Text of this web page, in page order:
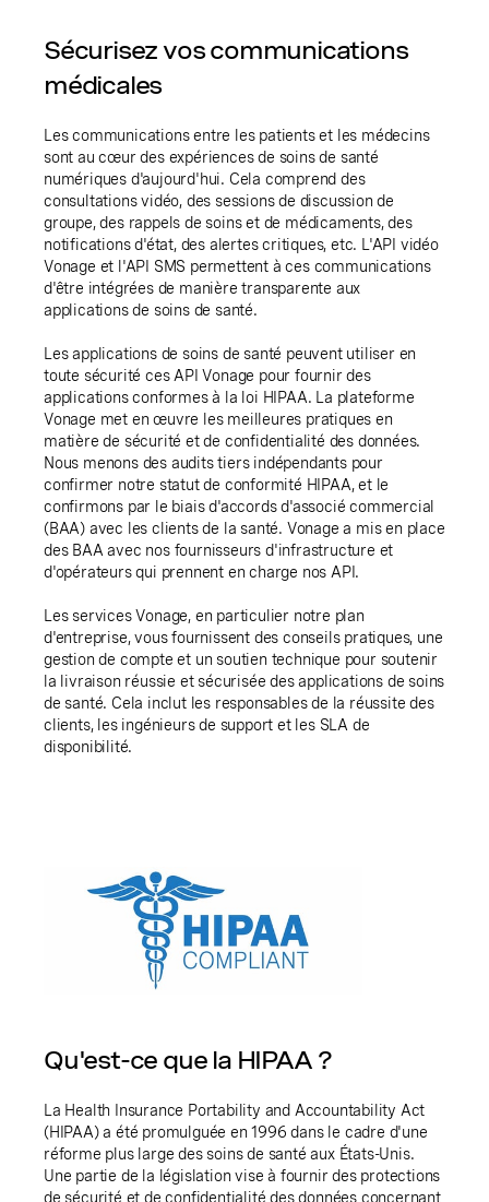
Sécurisez vos communications
médicales
Les communications entre les patients et les médecins
sont au cœur des expériences de soins de santé
numériques d'aujourd'hui. Cela comprend des
consultations vidéo, des sessions de discussion de
groupe, des rappels de soins et de médicaments, des
notifications d'état, des alertes critiques, etc. L'API vidéo
Vonage et l'API SMS permettent à ces communications
d'être intégrées de manière transparente aux
applications de soins de santé.
Les applications de soins de santé peuvent utiliser en
toute sécurité ces API Vonage pour fournir des
applications conformes à la loi HIPAA. La plateforme
Vonage met en œuvre les meilleures pratiques en
matière de sécurité et de confidentialité des données.
Nous menons des audits tiers indépendants pour
confirmer notre statut de conformité HIPAA, et le
confirmons par le biais d'accords d'associé commercial
(BAA) avec les clients de la santé. Vonage a mis en place
des BAA avec nos fournisseurs d'infrastructure et
d'opérateurs qui prennent en charge nos API.
Les services Vonage, en particulier notre plan
d'entreprise, vous fournissent des conseils pratiques, une
gestion de compte et un soutien technique pour soutenir
la livraison réussie et sécurisée des applications de soins
de santé. Cela inclut les responsables de la réussite des
clients, les ingénieurs de support et les SLA de
disponibilité.
Qu'est-ce que la HIPAA ?
La Health Insurance Portability and Accountability Act
(HIPAA) a été promulguée en 1996 dans le cadre d'une
réforme plus large des soins de santé aux États-Unis.
Une partie de la législation vise à fournir des protections
de sécurité et de confidentialité des données concernant